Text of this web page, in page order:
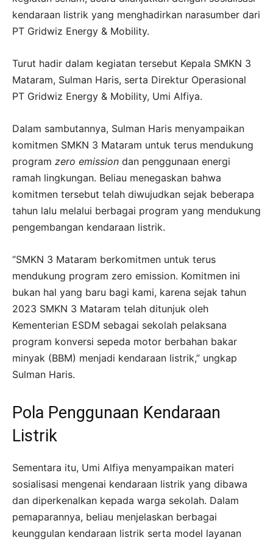
kendaraan listrik yang menghadirkan narasumber dari
PT Gridwiz Energy & Mobility.
Turut hadir dalam kegiatan tersebut Kepala SMKN 3
Mataram, Sulman Haris, serta Direktur Operasional
PT Gridwiz Energy & Mobility, Umi Alfiya.
Dalam sambutannya, Sulman Haris menyampaikan
komitmen SMKN 3 Mataram untuk terus mendukung
program zero emission dan penggunaan energi
ramah lingkungan. Beliau menegaskan bahwa
komitmen tersebut telah diwujudkan sejak beberapa
tahun lalu melalui berbagai program yang mendukung
pengembangan kendaraan listrik.
“SMKN 3 Mataram berkomitmen untuk terus
mendukung program zero emission. Komitmen ini
bukan hal yang baru bagi kami, karena sejak tahun
2023 SMKN 3 Mataram telah ditunjuk oleh
Kementerian ESDM sebagai sekolah pelaksana
program konversi sepeda motor berbahan bakar
minyak (BBM) menjadi kendaraan listrik,” ungkap
Sulman Haris.
Pola Penggunaan Kendaraan
Listrik
Sementara itu, Umi Alfiya menyampaikan materi
sosialisasi mengenai kendaraan listrik yang dibawa
dan diperkenalkan kepada warga sekolah. Dalam
pemaparannya, beliau menjelaskan berbagai
keunggulan kendaraan listrik serta model layanan